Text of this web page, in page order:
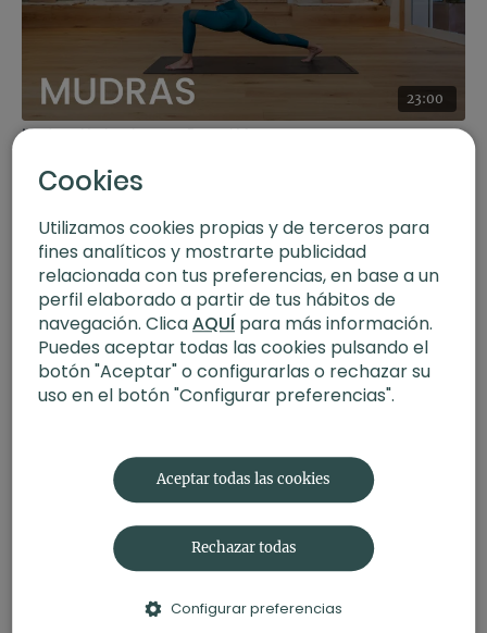
23:00
Mudras. Hatha slow con Raquel Mar
Cookies
Utilizamos cookies propias y de terceros para
fines analíticos y mostrarte publicidad
relacionada con tus preferencias, en base a un
perfil elaborado a partir de tus hábitos de
navegación. ClicaAQUÍpara más información.
Puedes aceptar todas las cookies pulsando el
botón "Aceptar" o configurarlas o rechazar su
uso en el botón "Configurar preferencias".
Aceptar todas las cookies
Rechazar todas
Configurar preferencias